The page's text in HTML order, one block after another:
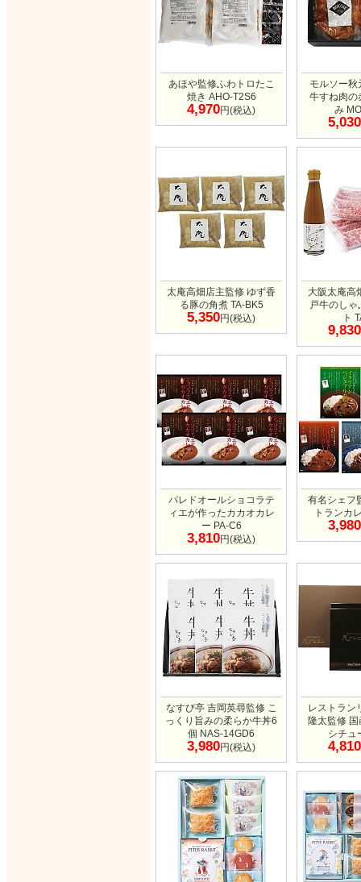
あほや監修ふわトロたこ
焼き AHO-T2S6
4,970円(税込)
モルソー秋
牛すね肉の
み
5,030
太庵高畑店主監修 ゆず香
る豚の角煮 TA-BK5
5,350円(税込)
大阪太庵高
戸牛のし
ト
9,830
パレドオールショコラテ
ィエが作ったカカオカレ
ー PA-C6
3,810円(税込)
有名シェフ
トランカ
3,980
なすび亭 吉岡英尋監修 こ
っくり旨みの柔らか牛丼6
個 NAS-14GD6
3,980円(税込)
レストラン
隆太監修
シチュ
4,810